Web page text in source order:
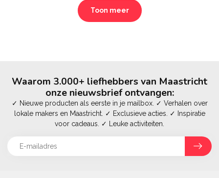
Toon meer
Waarom 3.000+ liefhebbers van Maastricht
onze nieuwsbrief ontvangen:
✓ Nieuwe producten als eerste in je mailbox. ✓ Verhalen over
lokale makers en Maastricht. ✓ Exclusieve acties. ✓ Inspiratie
voor cadeaus. ✓ Leuke activiteiten.